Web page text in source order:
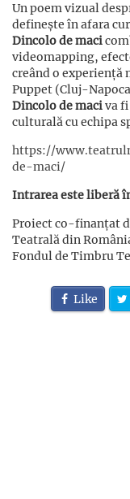
Un poem vizual
definește în afara
Dincolo de maci
videomapping,
creând o experiență
Puppet (Cluj-
Dincolo de maciva
culturală cu echipa
https://
de-maci/
Intrarea este liberă
Proiect co-finanțat
Teatrală din
Fondul de Timbru
Like